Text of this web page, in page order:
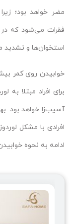
مضر خواهد بود؛
فقرات می‌شود که در
استخوان‌ها و
خوابیدن روی کمر
برای افراد مبتلا
آسیب‌زا خواهد بود.
افرادی با مشکل
ادامه به نحوه